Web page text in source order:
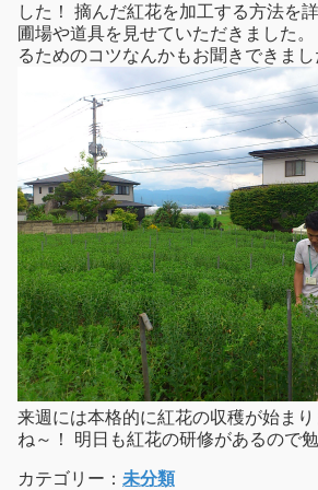
した！ 摘んだ紅花を加工する方法を
圃場や道具を見せていただきました
るためのコツなんかもお聞きできまし
来週には本格的に紅花の収穫が始ま
ね～！ 明日も紅花の研修があるので
カテゴリー： 未分類